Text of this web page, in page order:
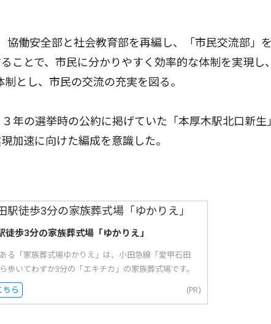
働安全部と社会教育部を再編し、「市民交流部」
ことで、市民に分かりやすく効率的な体制を実現し
とし、市民の交流の充実を図る。
年の選挙時の公約に掲げていた「本厚木駅北口新生
加速に向けた編成を意識した。
徒歩3分の家族葬式場「ゆかりえ」
る「家族葬式場ゆかりえ」は、小田急線「愛甲石田
歩いてわずか3分の「エキチカ」の家族葬式場です。
ちら (PR)